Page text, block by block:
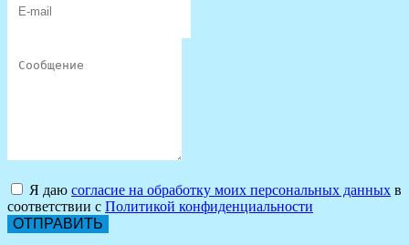
Я даю согласие на обработку моих персональных данных в
соответствии с Политикой конфиденциальности
ОТПРАВИТЬ